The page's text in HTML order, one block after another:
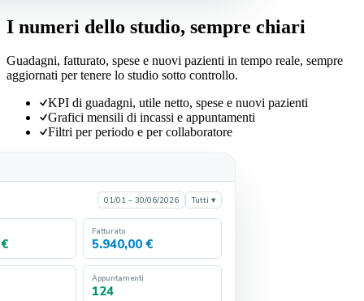
I numeri dello studio, sempre chiari
Guadagni, fatturato, spese e nuovi pazienti in tempo reale, sempre
aggiornati per tenere lo studio sotto controllo.
KPI di guadagni, utile netto, spese e nuovi pazienti
Grafici mensili di incassi e appuntamenti
Filtri per periodo e per collaboratore
01/01 – 30/06/2026 Tutti ▾
Fatturato
5.940,00 €
Appuntamenti
124